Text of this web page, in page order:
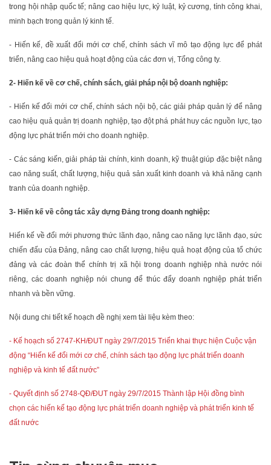
trong hội nhập quốc tế; nâng cao hiệu lực, kỷ luật, kỷ cương, tính công khai,
minh bạch trong quản lý kinh tế.
- Hiến kế, đề xuất đổi mới cơ chế, chính sách vĩ mô tạo động lực để phát
triển, nâng cao hiệu quả hoạt động của các đơn vị, Tổng công ty.
2- Hiến kế về cơ chế, chính sách, giải pháp nội bộ doanh nghiệp:
- Hiến kế đổi mới cơ chế, chính sách nội bộ, các giải pháp quản lý để nâng
cao hiệu quả quản trị doanh nghiệp, tạo đột phá phát huy các nguồn lực, tạo
động lực phát triển mới cho doanh nghiệp.
- Các sáng kiến, giải pháp tài chính, kinh doanh, kỹ thuật giúp đặc biệt nâng
cao năng suất, chất lượng, hiệu quả sản xuất kinh doanh và khả năng cạnh
tranh của doanh nghiệp.
3- Hiến kế về công tác xây dựng Đảng trong doanh nghiệp:
Hiến kế về đổi mới phương thức lãnh đạo, nâng cao năng lực lãnh đạo, sức
chiến đấu của Đảng, nâng cao chất lượng, hiệu quả hoạt động của tổ chức
đảng và các đoàn thể chính trị xã hội trong doanh nghiệp nhà nước nói
riêng, các doanh nghiệp nói chung để thúc đẩy doanh nghiệp phát triển
nhanh và bền vững.
Nội dung chi tiết kế hoạch đề nghị xem tài liệu kèm theo:
- Kế hoạch số 2747-KH/ĐUT ngày 29/7/2015 Triển khai thực hiện Cuộc vận
động “Hiến kế đổi mới cơ chế, chính sách tạo động lực phát triển doanh
nghiệp và kinh tế đất nước”
- Quyết định số 2748-QĐ/ĐUT ngày 29/7/2015 Thành lập Hội đồng bình
chọn các hiến kế tạo động lực phát triển doanh nghiệp và phát triển kinh tế
đất nước